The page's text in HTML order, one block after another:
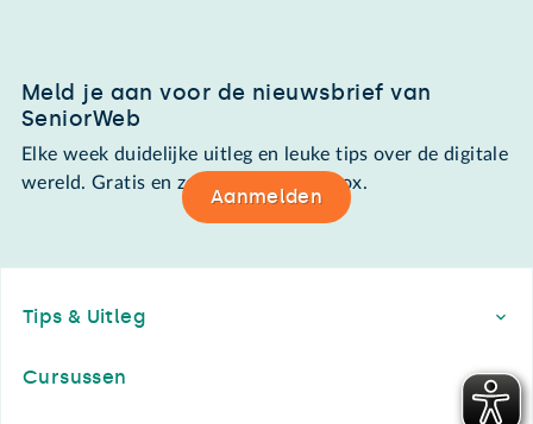
Meld je aan voor de nieuwsbrief van
SeniorWeb
Elke week duidelijke uitleg en leuke tips over de digitale
wereld. Gratis en zomaar in de mailbox.
Aanmelden
Tips & Uitleg
Cursussen